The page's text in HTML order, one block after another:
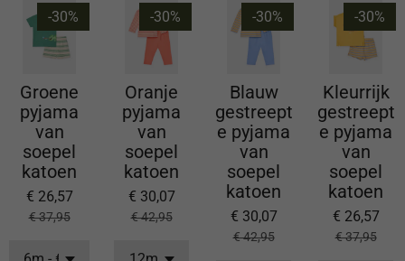
-30%
Groene
pyjama
van
soepel
katoen
€ 26,57
€ 37,95
-30%
Oranje
pyjama
van
soepel
katoen
€ 30,07
€ 42,95
-30%
Blauw
gestreept
e pyjama
van
soepel
katoen
€ 30,07
€ 42,95
-30%
Kleurrijk
gestreept
e pyjama
van
soepel
katoen
€ 26,57
€ 37,95